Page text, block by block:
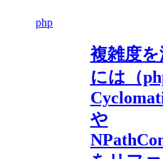
php
複雑度
には（
や